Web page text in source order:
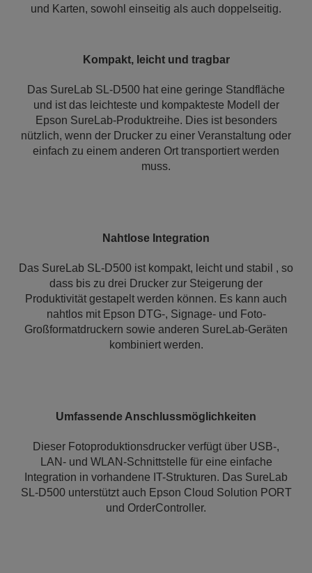
und Karten, sowohl einseitig als auch doppelseitig.
Kompakt, leicht und tragbar
Das SureLab SL-D500 hat eine geringe Standfläche
und ist das leichteste und kompakteste Modell der
Epson SureLab-Produktreihe. Dies ist besonders
nützlich, wenn der Drucker zu einer Veranstaltung oder
einfach zu einem anderen Ort transportiert werden
muss.
Nahtlose Integration
Das SureLab SL-D500 ist kompakt, leicht und stabil , so
dass bis zu drei Drucker zur Steigerung der
Produktivität gestapelt werden können. Es kann auch
nahtlos mit Epson DTG-, Signage- und Foto-
Großformatdruckern sowie anderen SureLab-Geräten
kombiniert werden.
Umfassende Anschlussmöglichkeiten
Dieser Fotoproduktionsdrucker verfügt über USB-,
LAN- und WLAN-Schnittstelle für eine einfache
Integration in vorhandene IT-Strukturen. Das SureLab
SL-D500 unterstützt auch Epson Cloud Solution PORT
und OrderController.